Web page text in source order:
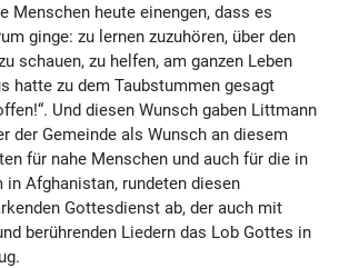
Menschen heute einengen, dass es
ginge: zu lernen zuzuhören, über den
schauen, zu helfen, am ganzen Leben
hatte zu dem Taubstummen gesagt
Und diesen Wunsch gaben Littmann
der Gemeinde als Wunsch an diesem
für nahe Menschen und auch für die in
in Afgha­nistan, rundeten diesen
Gottes­dienst ab, der auch mit
berührenden Liedern das Lob Gottes in